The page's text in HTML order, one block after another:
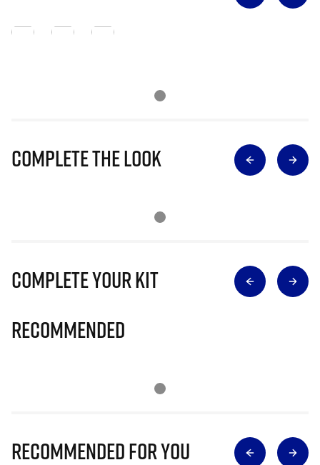
Complete The Look
Complete Your Kit
Recommended
Recommended for you